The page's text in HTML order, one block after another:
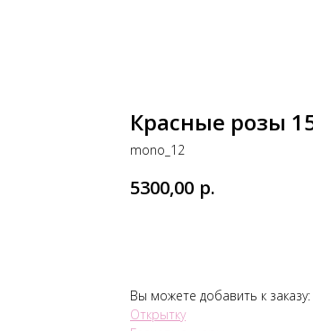
Красные розы
mono_12
5300,00 р.
Вы можете добавить к заказу:
Открытку